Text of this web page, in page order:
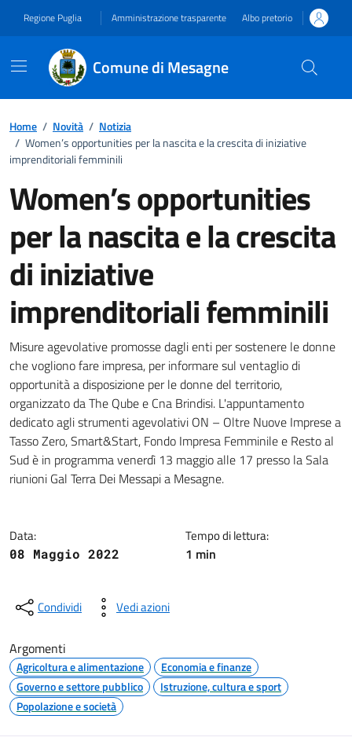
Regione Puglia Amministrazione trasparente Albo pretorio
Comune di Mesagne
Home / Novità / Notizia
/ Women’s opportunities per la nascita e la crescita di iniziative
imprenditoriali femminili
Women’s opportunities
per la nascita e la crescita
di iniziative
imprenditoriali femminili
Dettagli della notizia
Misure agevolative promosse dagli enti per sostenere le donne
che vogliono fare impresa, per informare sul ventaglio di
opportunità a disposizione per le donne del territorio,
organizzato da The Qube e Cna Brindisi. L'appuntamento
dedicato agli strumenti agevolativi ON – Oltre Nuove Imprese a
Tasso Zero, Smart&Start, Fondo Impresa Femminile e Resto al
Sud è in programma venerdì 13 maggio alle 17 presso la Sala
riunioni Gal Terra Dei Messapi a Mesagne.
Data:
08 Maggio 2022
Tempo di lettura:
1 min
Condividi Vedi azioni
Argomenti
Agricoltura e alimentazione
Economia e finanze
Governo e settore pubblico
Istruzione, cultura e sport
Popolazione e società